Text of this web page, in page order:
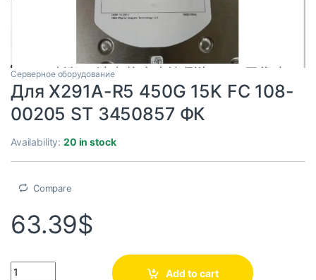
Серверное оборудование
Для X291A-R5 450G 15K FC 108-
00205 ST 3450857 ФК
Availability:20 in stock
Compare
63.39$
Add to cart